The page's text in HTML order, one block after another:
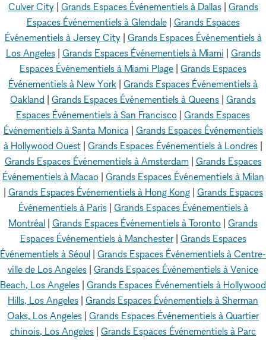
Culver City
Grands Espaces Événementiels à Dallas| Grands
Espaces Événementiels à Glendale| Grands Espaces
Événementiels à Jersey City
Grands Espaces Événementiels à
Los Angeles| Grands Espaces Événementiels à Miami
Grands
Espaces Événementiels à Miami Plage Grands Espaces
Événementiels à New York Grands Espaces Événementiels à
Oakland
Grands Espaces Événementiels à Queens Grands
Espaces Événementiels à San Francisco Grands Espaces
Événementiels à Santa Monica| Grands Espaces Événementiels
à Hollywood Ouest Grands Espaces Événementiels à Londres
Grands Espaces Événementiels à Amsterdam| Grands Espaces
Événementiels à Macao| Grands Espaces Événementiels à Milan
Grands Espaces Événementiels à Hong Kong| Grands Espaces
Événementiels à Paris| Grands Espaces Événementiels à
Montréal Grands Espaces Événementiels à Toronto Grands
Espaces Événementiels à Manchester| Grands Espaces
Événementiels à Séoul Grands Espaces Événementiels à Centre-
ville de Los Angeles Grands Espaces Événementiels à Venice
Beach, Los Angeles Grands Espaces Événementiels à Hollywood
Hills, Los Angeles Grands Espaces Événementiels à Sherman
Oaks, Los Angeles Grands Espaces Événementiels à Quartier
chinois, Los Angeles Grands Espaces Événementiels à Parc